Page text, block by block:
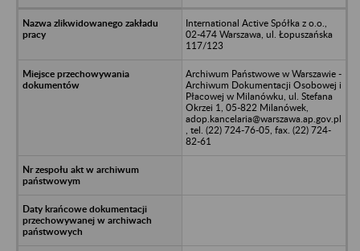
International Active Spółka z o.o.,
02-474 Warszawa, ul. Łopuszańska
117/123
Archiwum Państwowe w Warszawie -
Archiwum Dokumentacji Osobowej i
Płacowej w Milanówku, ul. Stefana
Okrzei 1, 05-822 Milanówek,
adop.kancelaria@warszawa.ap.gov.pl
, tel. (22) 724-76-05, fax. (22) 724-
82-61